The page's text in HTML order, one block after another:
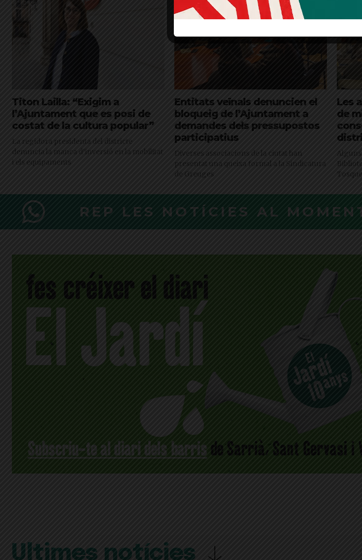
Titon Lailla: “Exigim a
l’Ajuntament que es posi de
costat de la cultura popular”
La regidora presidenta del districte
denuncia la manca d’inversió en la mobilitat
i els equipaments
Entitats veïnals denuncien el
bloqueig de l’Ajuntament a
demandes dels pressupostos
participatius
Diverses associacions de la ciutat han
presentat una queixa formal a la Sindicatura
de Greuges
Les
de
Alguns
REP LES NOTÍCIES AL
Últimes notícies